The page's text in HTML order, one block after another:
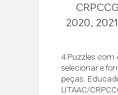
2020,
4 Puzzles com
selecionar e
peças.
UTAAC/